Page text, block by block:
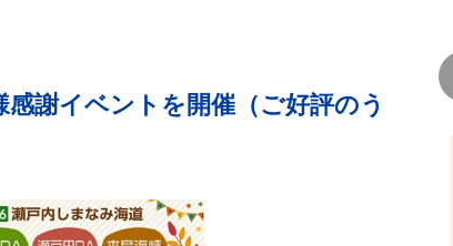
謝イベントを開催（ご好評のう